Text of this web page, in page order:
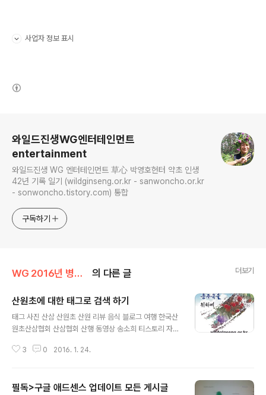
사업자 정보 표시
와일드진생WG엔터테인먼트
entertainment
와일드진생 WG 엔터테인먼트 草心 박영호헌터 약초 인생
42년 기록 일기 (wildginseng.or.kr - sanwoncho.or.kr
- sonwoncho.tistory.com) 통합
구독하기
WG 2016년 병신년 기록 의 다른 글 더보기
산원초에 대한 태그로 검색 하기
태그 사진 산삼 산원초 산원 리뷰 음식 블로그 여행 한국산
원초산삼협회 산삼협회 산행 동영상 송소희 티스토리 자연
삼감정 야생산삼 로또 이슈 약초 인터넷 산삼판매 초대장
산약초꾼 무아 약식소견서 황철상황 로또박사 심마니 로또
3 0 2016. 1. 24.
필독>구글 애드센스 업데이트 모든 게시글